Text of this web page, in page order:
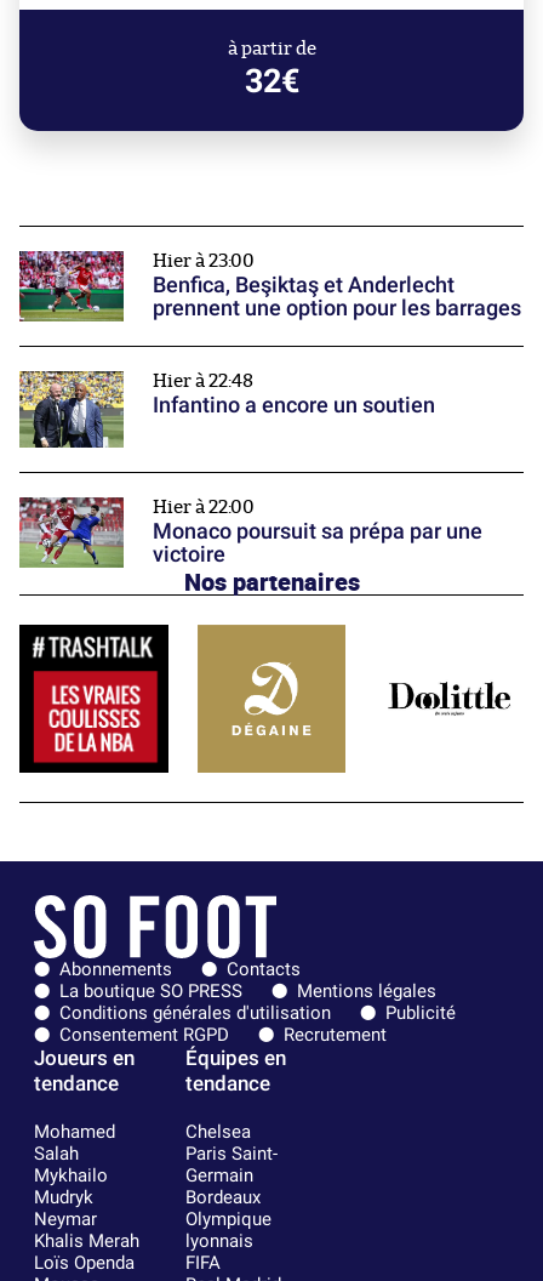
à partir de
32€
Hier à 23:00
Benfica, Beşiktaş et Anderlecht
prennent une option pour les barrages
Hier à 22:48
Infantino a encore un soutien
Hier à 22:00
Monaco poursuit sa prépa par une
victoire
Nos partenaires
Abonnements
Contacts
La boutique SO PRESS
Mentions légales
Conditions générales d'utilisation
Publicité
Consentement RGPD
Recrutement
Joueurs en
tendance
Mohamed
Salah
Mykhailo
Mudryk
Neymar
Khalis Merah
Loïs Openda
Équipes en
tendance
Chelsea
Paris Saint-
Germain
Bordeaux
Olympique
lyonnais
FIFA